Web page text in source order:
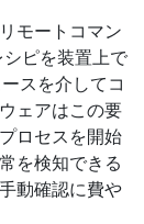
モートコマン
ピを装置上で
スを介してコ
ェアはこの要
ロセスを開始
を検知できる
動確認に費や